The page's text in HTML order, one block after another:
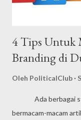
4 Tips Untuk
Branding di
Oleh PoliticalClub
Ada berbagai
bermacam-macam